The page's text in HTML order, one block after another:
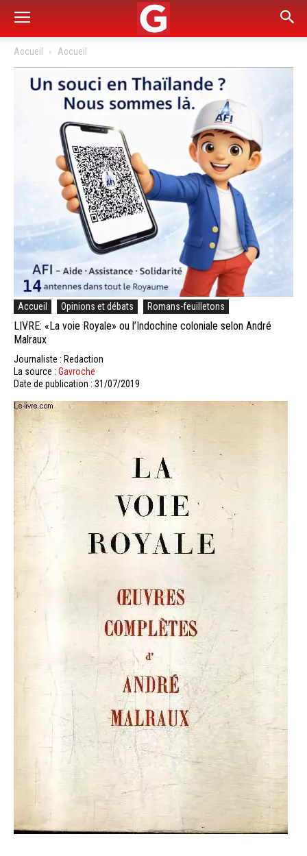
Accueil Accueil
Accueil Opinions et débats Romans-feuilletons
LIVRE: «La voie Royale» ou l’Indochine coloniale selon André
Malraux
Journaliste : Redaction
La source : Gavroche
Date de publication : 31/07/2019